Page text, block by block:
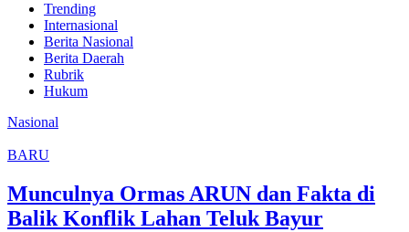
Trending
Internasional
Berita Nasional
Berita Daerah
Rubrik
Hukum
Nasional
BARU
Munculnya Ormas ARUN dan Fakta di
Balik Konflik Lahan Teluk Bayur